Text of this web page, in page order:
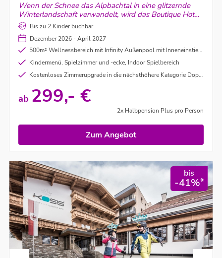
Wenn der Schnee das Alpbachtal in eine glitzernde
Winterlandschaft verwandelt, wird das Boutique Hotel
Die Alpbacherin zum stilvollen Rückzugsort für
entspannte Urlaubstage in den Tiroler Bergen
Bis zu 2 Kinder buchbar
Dezember 2026 - April 2027
500m² Wellnessbereich mit Infinity Außenpool mit Inneneinstieg , 3 Saunen, Ruhebereich, Fitnessbereich uvm.
Kindermenü, Spielzimmer und -ecke, Indoor Spielbereich
Kostenloses Zimmerupgrade in die nächsthöhere Kategorie Doppelzimmer Comfort ab 4 Nächte - nach Verfügbarkeit
ab 299,- €
2x Halbpension Plus pro Person
Zum Angebot
bis
-41%*